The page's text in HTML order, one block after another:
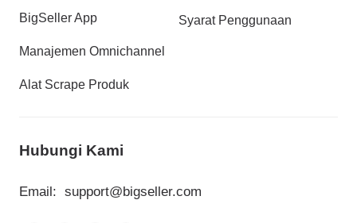
BigSeller App
Manajemen Omnichannel
Alat Scrape Produk
Syarat Penggunaan
Hubungi Kami
Email: support@bigseller.com